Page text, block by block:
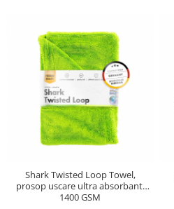
Shark Twisted Loop Towel,
prosop uscare ultra absorbant,
1400 GSM